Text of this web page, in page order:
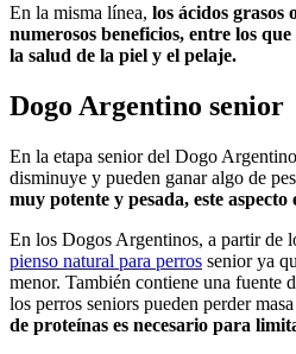
En la misma línea, los ácidos grasos
numerosos beneficios, entre los
la salud de la piel y el pelaje.
Dogo Argentino senior
En la etapa senior del Dogo
disminuye y pueden ganar algo de
muy potente y pesada, este aspecto
En los Dogos Argentinos, a partir de
pienso natural para perros senior ya
menor. También contiene una fuente
los perros seniors pueden perder
de proteínas es necesario para